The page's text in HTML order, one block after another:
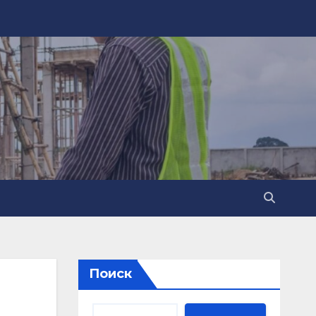
Поиск